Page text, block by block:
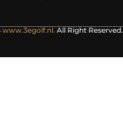
www.3egolf.nl. All Right Reserved.